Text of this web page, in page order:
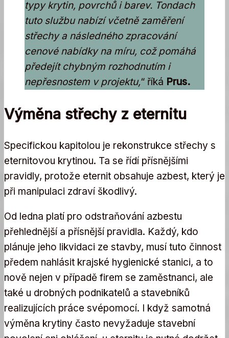
typy krytin, povrchů i barev. Tondach
tuto službu nabízí včetně zaměření
střechy a následného zpracování
cenové nabídky na míru, což pomáhá
předejít chybným rozhodnutím i
nepřesnostem v projektu,“ říká Prus.
Výměna střechy z eternitu
Specifickou kapitolou je rekonstrukce střechy s
eternitovou krytinou. Ta se řídí přísnějšími
pravidly, protože eternit obsahuje azbest, který je
při manipulaci zdraví škodlivý.
Od ledna platí pro odstraňování azbestu
přehlednější a přísnější pravidla. Každý, kdo
plánuje jeho likvidaci ze stavby, musí tuto činnost
předem nahlásit krajské hygienické stanici, a to
nově nejen v případě firem se zaměstnanci, ale
také u drobných podnikatelů a stavebníků
realizujících práce svépomocí. I když samotná
výměna krytiny často nevyžaduje stavební